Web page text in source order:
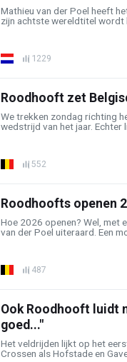
Mathieu van der Poel heeft
zijn achtste wereldtitel wordt
1229
Roodhooft zet
We trekken zondag richting
wedstrijd van het jaar. Echter
552
Roodhoofts openen
Hoe 2026 openen? Wel, met
van der Poel uiteraard. Een
487
Ook Roodhooft luidt
goed..."
Het veldrijden lijkt op het
Crossen als Hofstade en